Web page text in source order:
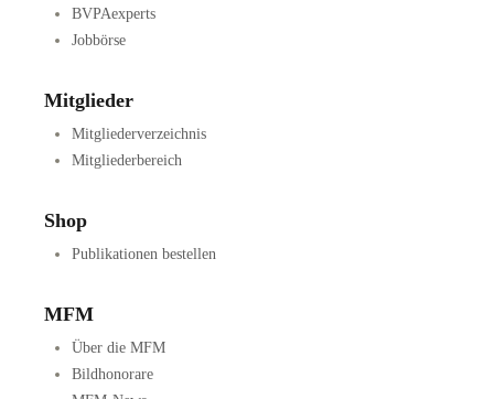
BVPAexperts
Jobbörse
Mitglieder
Mitgliederverzeichnis
Mitgliederbereich
Shop
Publikationen bestellen
MFM
Über die MFM
Bildhonorare